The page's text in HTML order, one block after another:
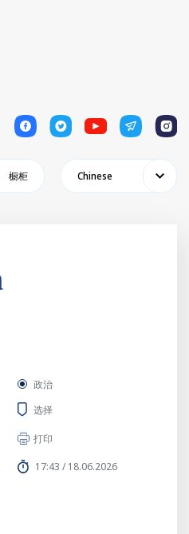
1 1 1 1 1
橱柜 Chinese
政治
选择
打印
17:43 / 18.06.2026